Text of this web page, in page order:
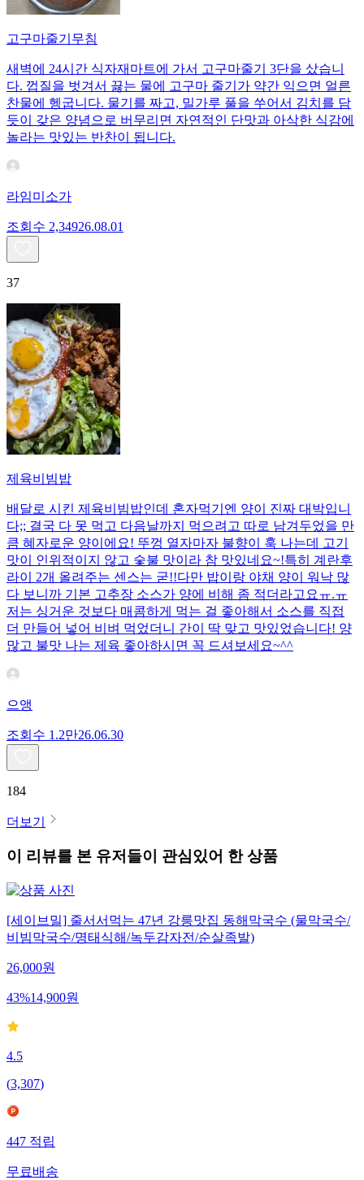
고구마줄기무침
새벽에 24시간 식자재마트에 가서 고구마줄기 3단을 샀습니
다. 껍질을 벗겨서 끓는 물에 고구마 줄기가 약간 익으면 얼른
찬물에 헹굽니다. 물기를 짜고, 밀가루 풀을 쑤어서 김치를 담
듯이 갖은 양념으로 버무리면 자연적인 단맛과 아삭한 식감에
놀라는 맛있는 반찬이 됩니다.
라임미소가
조회수 2,34926.08.01
37
제육비빔밥
배달로 시킨 제육비빔밥인데 혼자먹기엔 양이 진짜 대박입니
다;; 결국 다 못 먹고 다음날까지 먹으려고 따로 남겨두었을 만
큼 혜자로운 양이에요! 뚜껑 열자마자 불향이 훅 나는데 고기
맛이 인위적이지 않고 숯불 맛이라 참 맛있네요~!특히 계란후
라이 2개 올려주는 센스는 굳!! ​다만 밥이랑 야채 양이 워낙 많
다 보니까 기본 고추장 소스가 양에 비해 좀 적더라고요ㅠ.ㅠ
저는 싱거운 것보다 매콤하게 먹는 걸 좋아해서 소스를 직접
더 만들어 넣어 비벼 먹었더니 간이 딱 맞고 맛있었습니다! 양
많고 불맛 나는 제육 좋아하시면 꼭 드셔보세요~^^
으앵
조회수 1.2만26.06.30
184
더보기
이 리뷰를 본 유저들이 관심있어 한 상품
[세이브밀] 줄서서먹는 47년 강릉맛집 동해막국수 (물막국수/
비빔막국수/명태식해/녹두감자전/순살족발)
26,000원
43%14,900원
4.5
(3,307)
447 적립
무료배송